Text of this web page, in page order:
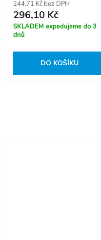
244,71 Kč bez DPH
296,10 Kč
SKLADEM expedujeme do 3
dnů
DO KOŠÍKU